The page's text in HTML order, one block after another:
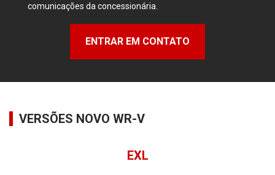
comunicações da concessionária.
ENTRAR EM CONTATO
VERSÕES NOVO WR-V
EXL